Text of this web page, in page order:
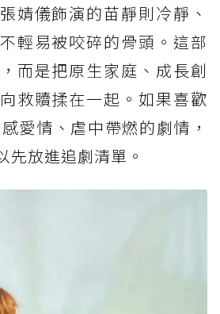
婧儀飾演的苗靜則冷靜、
輕易被咬碎的骨頭。這部
而是把原生家庭、成長創
救贖揉在一起。如果喜歡
愛情、虐中帶燃的劇情，
先放進追劇清單。